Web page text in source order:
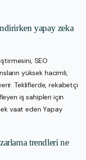
yapay zeka
SEO
yüksek hacimli,
Tekliflerde, rekabetçi
iş sahipleri için
vaat eden Yapay
trendleri ne